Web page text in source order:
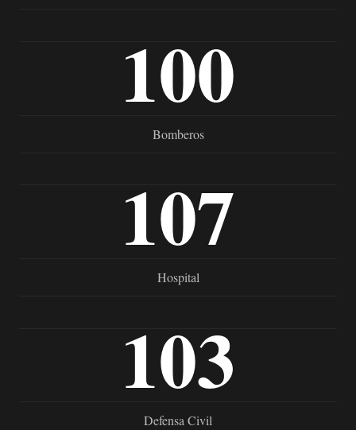
100
Bomberos
107
Hospital
103
Defensa Civil